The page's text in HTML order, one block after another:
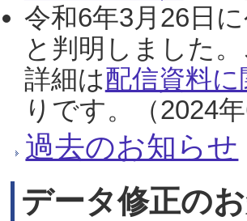
令和6年3月26日
と判明しました
詳細は配信資料
りです。（2024年
過去のお知らせ
データ修正の